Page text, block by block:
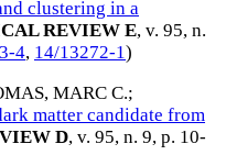
clustering in a
REVIEW E, v. 95, n.
4, 14/13272-1)
MARC C.;
matter candidate from
D, v. 95, n. 9, p. 10-